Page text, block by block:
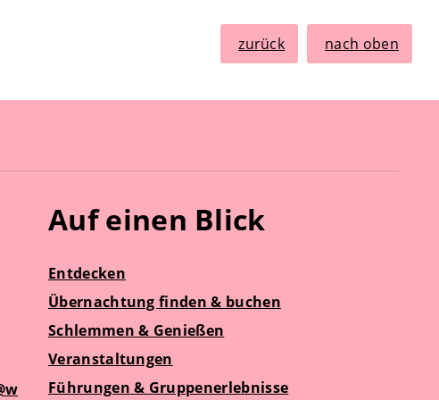
zurück nach oben
Auf einen Blick
Entdecken
Übernachtung finden & buchen
Schlemmen & Genießen
Veranstaltungen
Führungen & Gruppenerlebnisse